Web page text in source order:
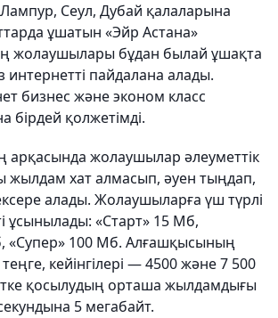
Сеул, Дубай қалаларына
ұшатын «Эйр Астана»
жолаушылары бұдан былай ұшақта
пайдалана алады.
бизнес және эконом класс
қолжетімді.
арқасында жолаушылар әлеуметтік
жылдам хат алмасып, әуен тыңдап,
алады. Жолаушыларға үш түрлі
ұсынылады: «Старт» 15 Мб,
«Cупер» 100 Мб. Алғашқысының
кейінгілері — 4500 және 7 500
қосылудың орташа жылдамдығы
5 мегабайт.